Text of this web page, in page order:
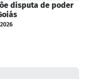
disputa de poder
2026